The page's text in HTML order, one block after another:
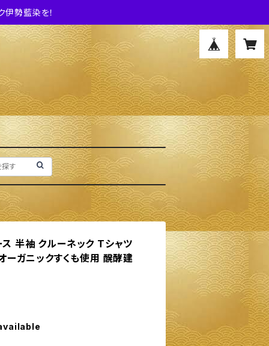
勢藍染を！
半袖 クルーネック Tシャツ
ガニックすくも使用 醗酵建